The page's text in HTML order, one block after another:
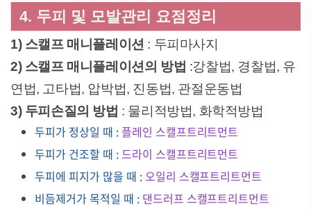
4. 두피 및 모발관리 요점정리
1) 스캘프 매니플레이션 : 두피마사지
2) 스캘프 매니플레이션의 방법 :강찰법, 경찰법, 유
연법, 고타법, 압박법, 진동법, 관절운동법
3) 두피손질의 방법 : 물리적방법, 화학적방법
두피가 정상일 때 :플레인 스캘프트리트먼트
두피가 건조할 때 : 드라이 스캘프트리트먼트
두피에 피지가 많을 때 :오일리 스캘프트리트먼트
비듬제거가 목적일 때 : 댄드러프 스캘프트리트먼트